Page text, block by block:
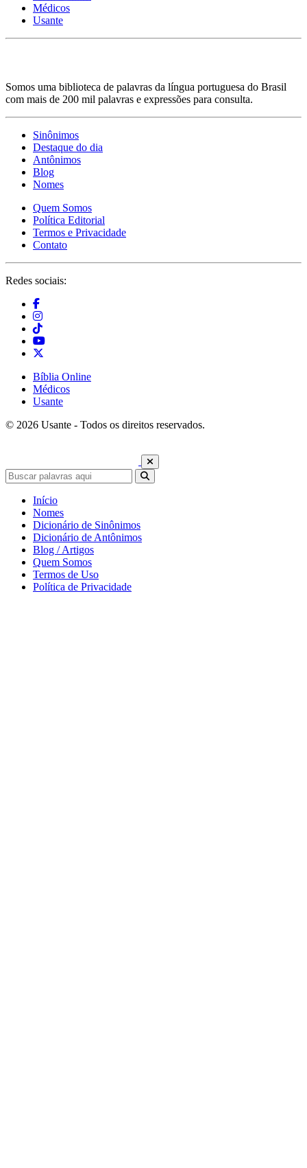
Médicos
Usante
Somos uma biblioteca de palavras da língua portuguesa do Brasil
com mais de 200 mil palavras e expressões para consulta.
Sinônimos
Destaque do dia
Antônimos
Blog
Nomes
Quem Somos
Política Editorial
Termos e Privacidade
Contato
Redes sociais:
Bíblia Online
Médicos
Usante
© 2026 Usante - Todos os direitos reservados.
Início
Nomes
Dicionário de Sinônimos
Dicionário de Antônimos
Blog / Artigos
Quem Somos
Termos de Uso
Política de Privacidade